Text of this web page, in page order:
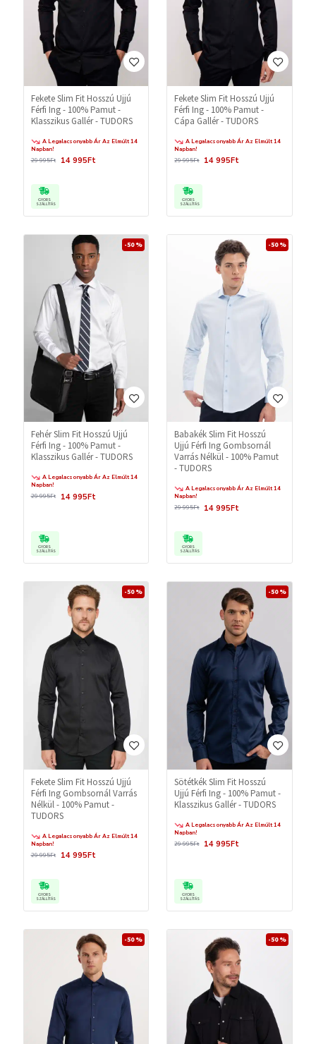
Fekete Slim Fit Hosszú Ujjú
Férfi Ing - 100% Pamut -
Klasszikus Gallér - TUDORS
A Legalacsonyabb Ár Az Elmúlt 14
Napban!
14 995Ft
29 995Ft
GYORS
SZÁLLÍTÁS
Fekete Slim Fit Hosszú Ujjú
Férfi Ing - 100% Pamut -
Cápa Gallér - TUDORS
A Legalacsonyabb Ár Az Elmúlt 14
Napban!
14 995Ft
29 995Ft
GYORS
SZÁLLÍTÁS
-50 %
Fehér Slim Fit Hosszú Ujjú
Férfi Ing - 100% Pamut -
Klasszikus Gallér - TUDORS
A Legalacsonyabb Ár Az Elmúlt 14
Napban!
14 995Ft
29 995Ft
GYORS
SZÁLLÍTÁS
-50 %
Babakék Slim Fit Hosszú
Ujjú Férfi Ing Gombsornál
Varrás Nélkül - 100% Pamut
- TUDORS
A Legalacsonyabb Ár Az Elmúlt 14
Napban!
14 995Ft
29 995Ft
GYORS
SZÁLLÍTÁS
-50 %
Fekete Slim Fit Hosszú Ujjú
Férfi Ing Gombsornál Varrás
Nélkül - 100% Pamut -
TUDORS
A Legalacsonyabb Ár Az Elmúlt 14
Napban!
14 995Ft
29 995Ft
GYORS
SZÁLLÍTÁS
-50 %
Sötétkék Slim Fit Hosszú
Ujjú Férfi Ing - 100% Pamut -
Klasszikus Gallér - TUDORS
A Legalacsonyabb Ár Az Elmúlt 14
Napban!
14 995Ft
29 995Ft
GYORS
SZÁLLÍTÁS
-50 % -50 %